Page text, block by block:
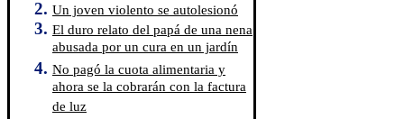
Un joven violento se autolesionó
El duro relato del papá de una nena
abusada por un cura en un jardín
No pagó la cuota alimentaria y
ahora se la cobrarán con la factura
de luz